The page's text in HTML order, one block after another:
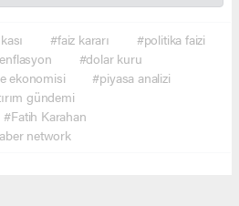
#faiz kararı
#politika faizi
#dolar kuru
ekonomisi
#piyasa analizi
gündemi
#Fatih Karahan
network